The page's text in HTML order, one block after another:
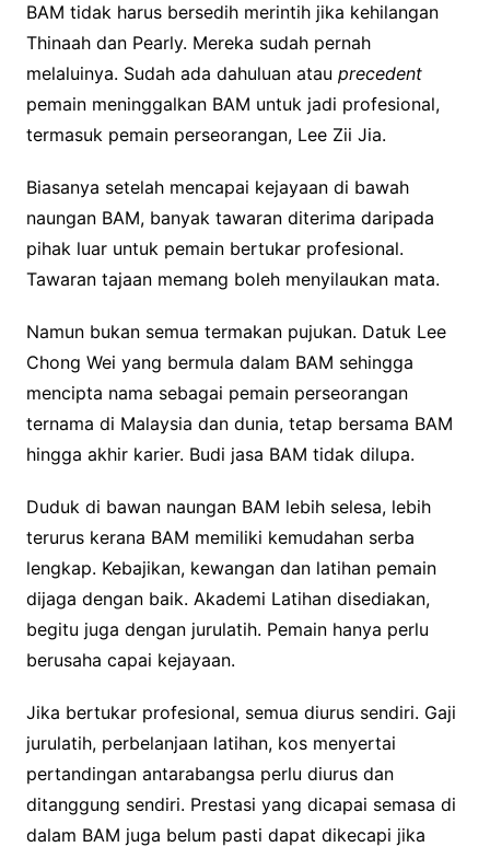
BAM tidak harus bersedih merintih jika kehilangan
Thinaah dan Pearly. Mereka sudah pernah
melaluinya. Sudah ada dahuluan atau precedent
pemain meninggalkan BAM untuk jadi profesional,
termasuk pemain perseorangan, Lee Zii Jia.
Biasanya setelah mencapai kejayaan di bawah
naungan BAM, banyak tawaran diterima daripada
pihak luar untuk pemain bertukar profesional.
Tawaran tajaan memang boleh menyilaukan mata.
Namun bukan semua termakan pujukan. Datuk Lee
Chong Wei yang bermula dalam BAM sehingga
mencipta nama sebagai pemain perseorangan
ternama di Malaysia dan dunia, tetap bersama BAM
hingga akhir karier. Budi jasa BAM tidak dilupa.
Duduk di bawan naungan BAM lebih selesa, lebih
terurus kerana BAM memiliki kemudahan serba
lengkap. Kebajikan, kewangan dan latihan pemain
dijaga dengan baik. Akademi Latihan disediakan,
begitu juga dengan jurulatih. Pemain hanya perlu
berusaha capai kejayaan.
Jika bertukar profesional, semua diurus sendiri. Gaji
jurulatih, perbelanjaan latihan, kos menyertai
pertandingan antarabangsa perlu diurus dan
ditanggung sendiri. Prestasi yang dicapai semasa di
dalam BAM juga belum pasti dapat dikecapi jika